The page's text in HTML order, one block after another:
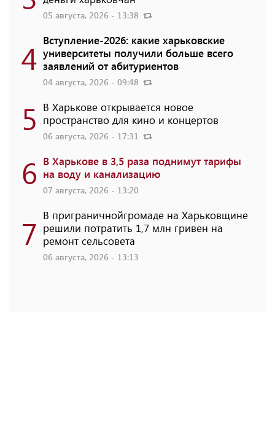
05 августа, 2026 - 13:38
4 Вступление-2026: какие харьковские
университеты получили больше всего
заявлений от абитуриентов
04 августа, 2026 - 09:48
5 В Харькове открывается новое
пространство для кино и концертов
06 августа, 2026 - 17:31
6 В Харькове в 3,5 раза поднимут тарифы
на воду и канализацию
07 августа, 2026 - 13:20
7 В приграничнойгромаде на Харьковщине
решили потратить 1,7 млн ​​гривен на
ремонт сельсовета
06 августа, 2026 - 13:13